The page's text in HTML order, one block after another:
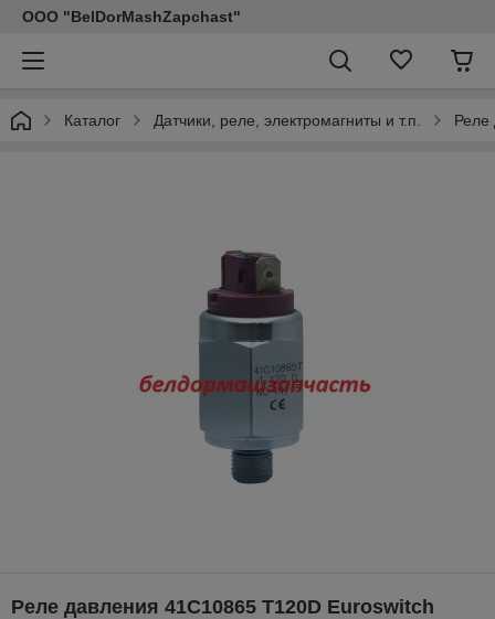
ООО "BelDorMashZapchast"
Каталог Датчики, реле, электромагниты и т.п. Реле
Реле давления 41C10865 T120D Euroswitch